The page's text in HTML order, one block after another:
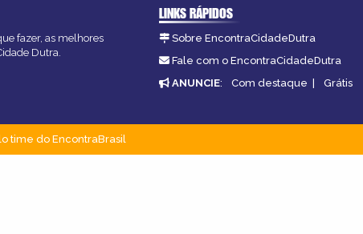
fazer, as melhores
Dutra.
LINKS RÁPIDOS
Sobre EncontraCidadeDutra
Fale com o EncontraCidadeDutra
ANUNCIE: Com destaque | Grátis
time do EncontraBrasil